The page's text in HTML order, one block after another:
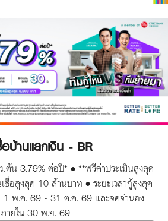
อบ้านแลกเงิน - BR
ต้น 3.79% ต่อปี* • **ฟรีค่าประเมินสูงสุด
ชื่อสูงสุด 10 ล้านบาท • ระยะเวลากู้สูงสุด
พ.ค. 69 - 31 ต.ค. 69 และจดจำนอง
ภายใน 30 พ.ย. 69